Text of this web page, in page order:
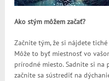
Ako stým môžem začať?
Začnite tým, že si nájdete
Môže to byť miestnosť vo
prírodné miesto. Sadnite si na
začnite sa sústrediť na